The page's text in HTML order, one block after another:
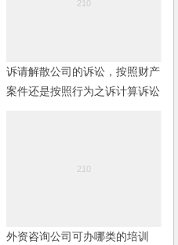
诉请解散公司的诉讼，按照财产
案件还是按照行为之诉计算诉讼
外资咨询公司可办哪类的培训